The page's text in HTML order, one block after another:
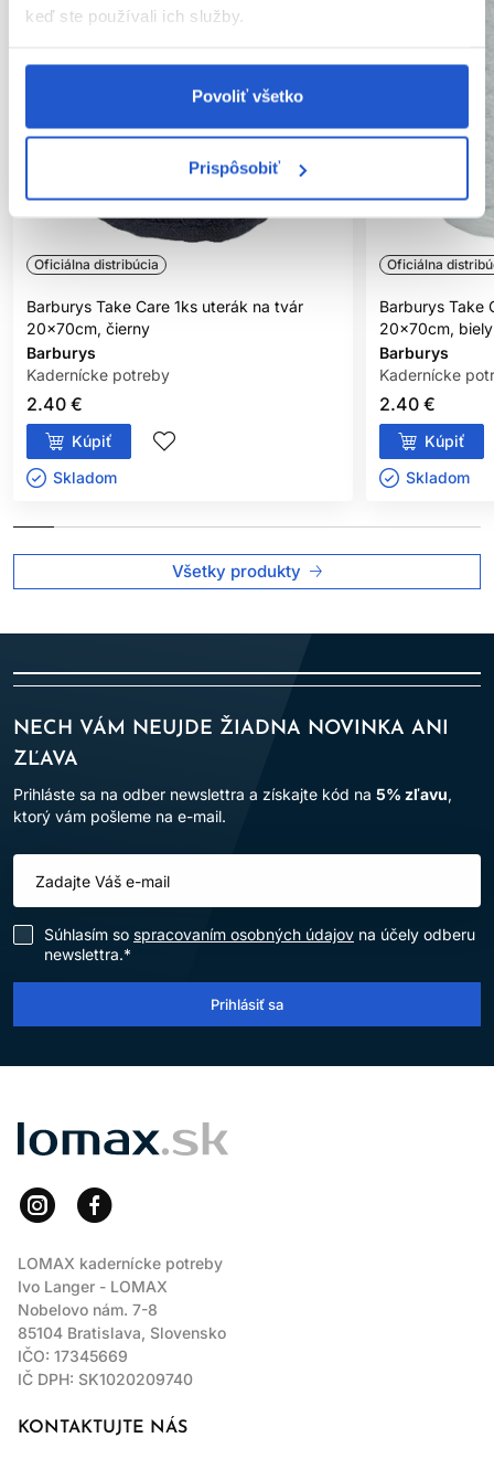
keď ste používali ich služby.
Povoliť všetko
Prispôsobiť
Oficiálna distribúcia
Barburys Take Care 1ks uterák na tvár
20x70cm, čierny
Barburys
Kadernícke potreby
2.40 €
Kúpiť
Skladom ㅤ
Oficiálna
Barburys Take
20x70cm, biely
Barburys
Kadernícke
2.40 €
Kúpiť
Skladom ㅤ
Všetky produkty
NECH VÁM NEUJDE ŽIADNA NOVINKA ANI
ZĽAVA
Prihláste sa na odber newslettra a získajte kód na 5% zľavu,
ktorý vám pošleme na e-mail.
Súhlasím so spracovaním osobných údajov na účely odberu
newslettra.*
Prihlásiť sa
LOMAX
LOMAX kadernícke potreby
Ivo Langer - LOMAX
Nobelovo nám. 7-8
85104 Bratislava, Slovensko
IČO: 17345669
IČ DPH: SK1020209740
KONTAKTUJTE NÁS